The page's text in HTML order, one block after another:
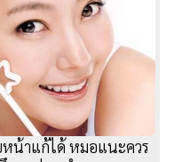
หน้าแก้ได้ หมอแนะควร